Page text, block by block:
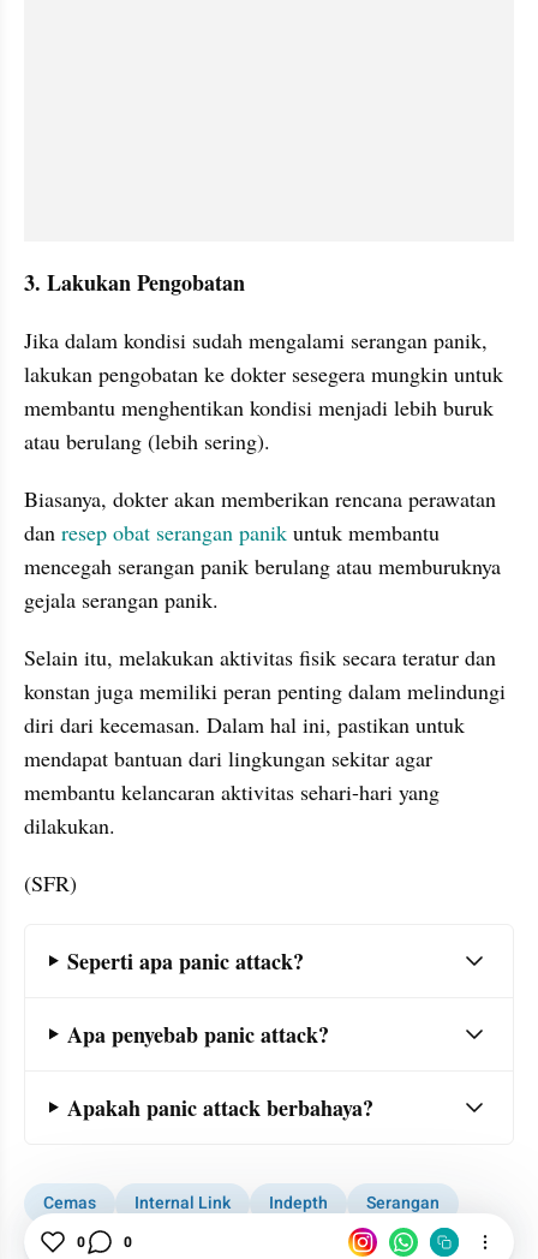
3. Lakukan Pengobatan
Jika dalam kondisi sudah mengalami serangan panik,
lakukan pengobatan ke dokter sesegera mungkin untuk
membantu menghentikan kondisi menjadi lebih buruk
atau berulang (lebih sering).
Biasanya, dokter akan memberikan rencana perawatan
dan resep obat serangan panik untuk membantu
mencegah serangan panik berulang atau memburuknya
gejala serangan panik.
Selain itu, melakukan aktivitas fisik secara teratur dan
konstan juga memiliki peran penting dalam melindungi
diri dari kecemasan. Dalam hal ini, pastikan untuk
mendapat bantuan dari lingkungan sekitar agar
membantu kelancaran aktivitas sehari-hari yang
dilakukan.
(SFR)
Seperti apa panic attack?
Apa penyebab panic attack?
Apakah panic attack berbahaya?
Cemas Internal Link Indepth
Serangan
Panik
0 0